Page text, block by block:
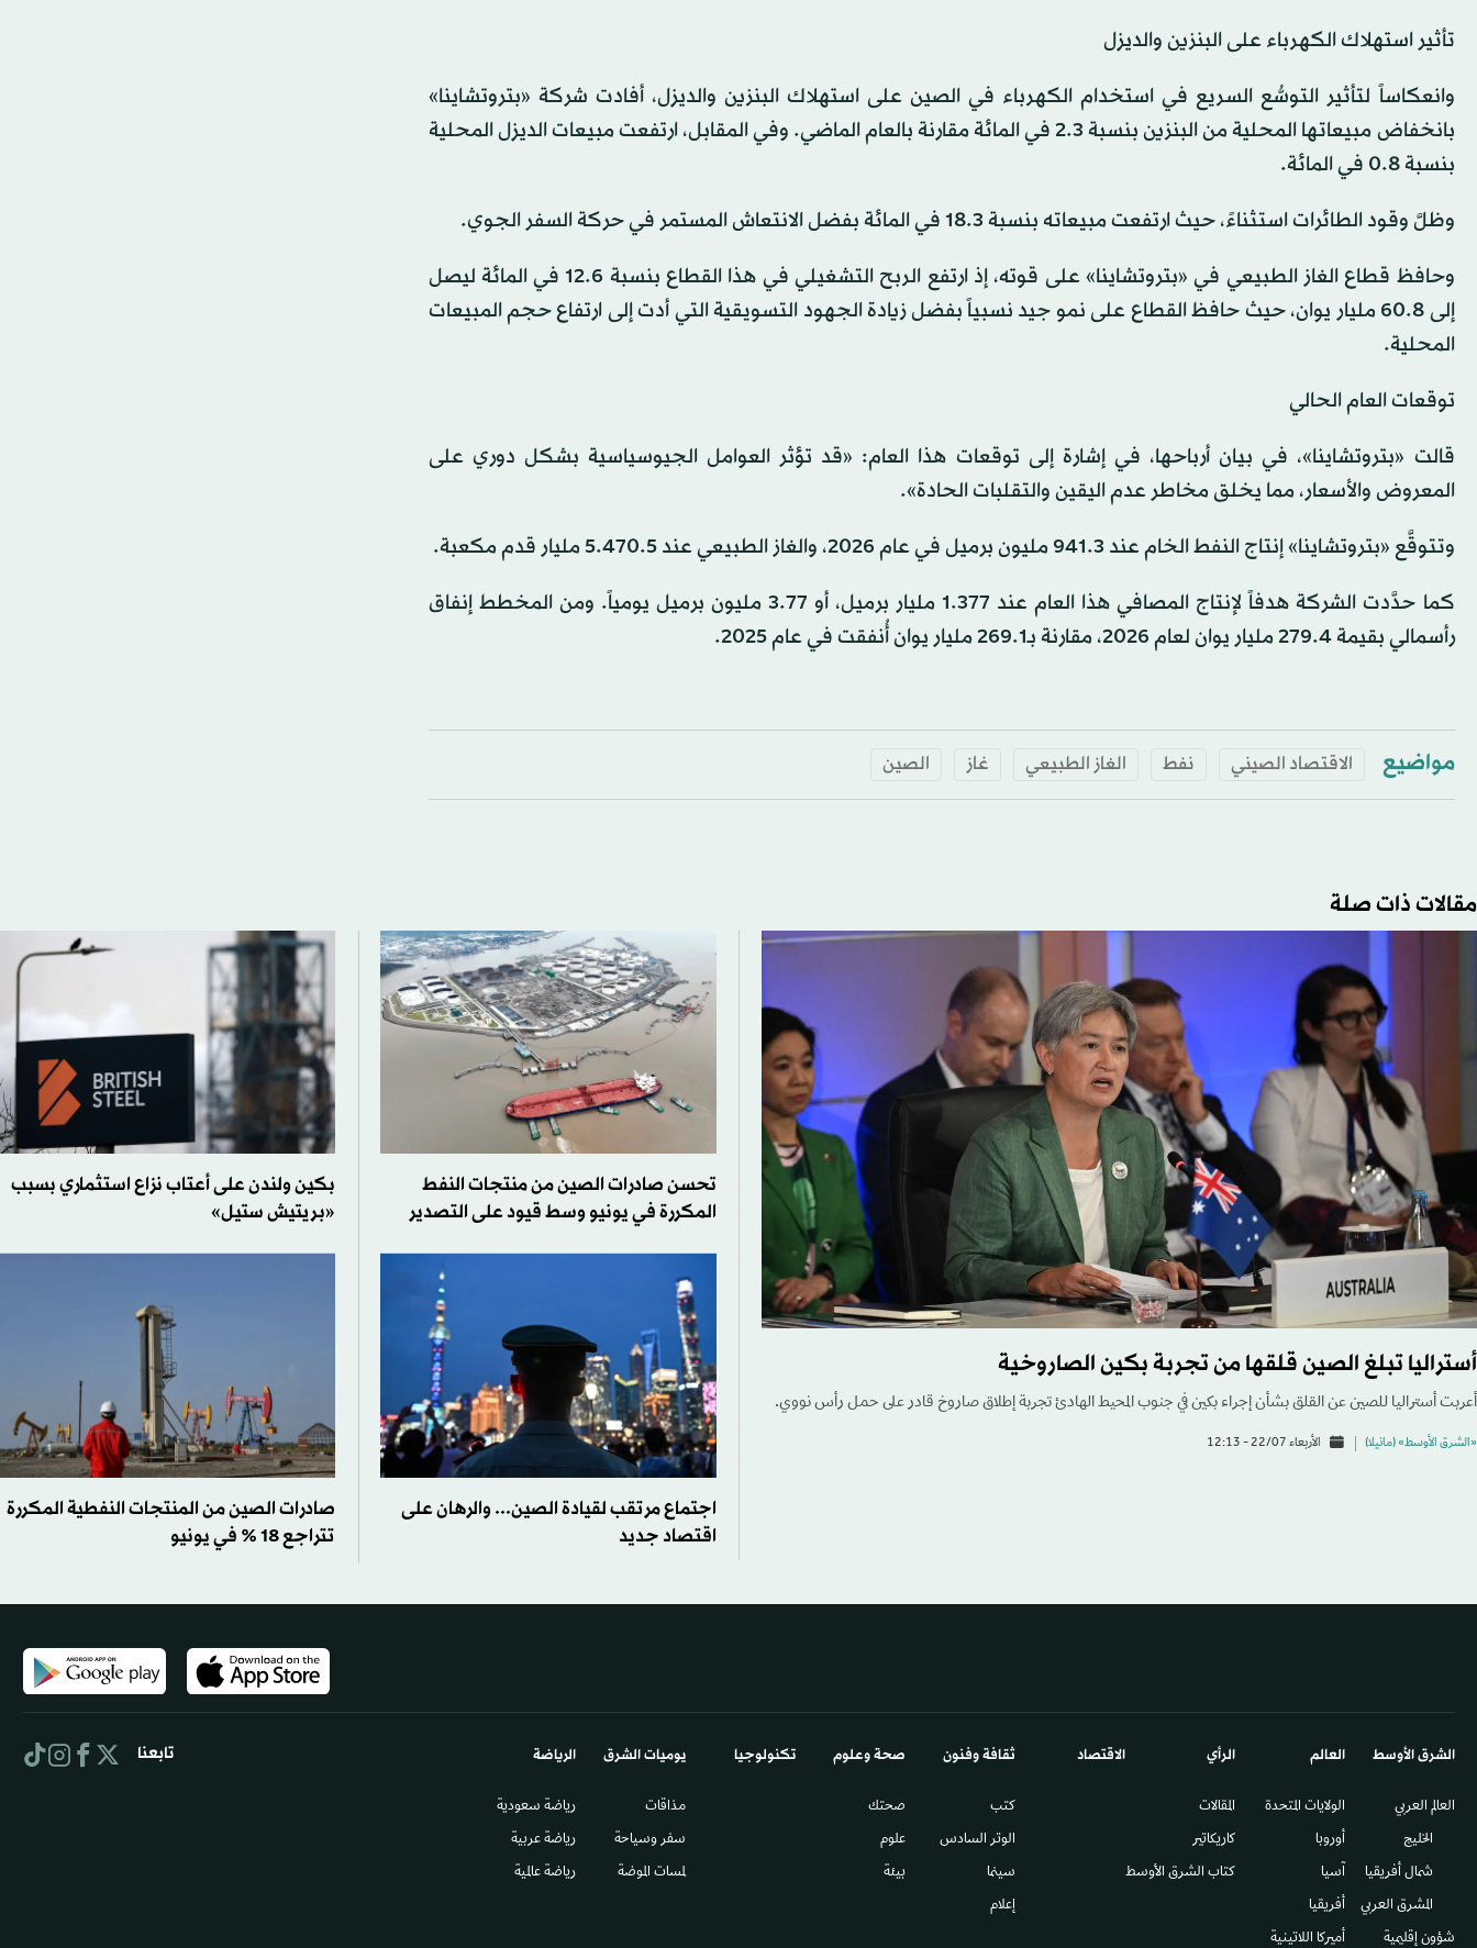
تأثير استهلاك الكهرباء على البنزين والديزل
وانعكاساً لتأثير التوسُّع السريع في استخدام الكهرباء في الصين على استهلاك البنزين والديزل، أفادت شركة «بتروتشاينا»
بانخفاض مبيعاتها المحلية من البنزين بنسبة 2.3 في المائة مقارنة بالعام الماضي. وفي المقابل، ارتفعت مبيعات الديزل المحلية
بنسبة 0.8 في المائة.
وظلَّ وقود الطائرات استثناءً، حيث ارتفعت مبيعاته بنسبة 18.3 في المائة بفضل الانتعاش المستمر في حركة السفر الجوي.
وحافظ قطاع الغاز الطبيعي في «بتروتشاينا» على قوته، إذ ارتفع الربح التشغيلي في هذا القطاع بنسبة 12.6 في المائة ليصل
إلى 60.8 مليار يوان، حيث حافظ القطاع على نمو جيد نسبياً بفضل زيادة الجهود التسويقية التي أدت إلى ارتفاع حجم المبيعات
المحلية.
توقعات العام الحالي
قالت «بتروتشاينا»، في بيان أرباحها، في إشارة إلى توقعات هذا العام: «قد تؤثر العوامل الجيوسياسية بشكل دوري على
المعروض والأسعار، مما يخلق مخاطر عدم اليقين والتقلبات الحادة».
وتتوقَّع «بتروتشاينا» إنتاج النفط الخام عند 941.3 مليون برميل في عام 2026، والغاز الطبيعي عند 5.470.5 مليار قدم مكعبة.
كما حدَّدت الشركة هدفاً لإنتاج المصافي هذا العام عند 1.377 مليار برميل، أو 3.77 مليون برميل يومياً. ومن المخطط إنفاق
رأسمالي بقيمة 279.4 مليار يوان لعام 2026، مقارنة بـ269.1 مليار يوان أُنفقت في عام 2025.
مواضيع الاقتصاد الصيني نفط الغاز الطبيعي غاز الصين
مقالات ذات صلة
أستراليا تبلغ الصين قلقها من تجربة بكين الصاروخية
أعربت أستراليا للصين عن القلق بشأن إجراء بكين في جنوب المحيط الهادئ تجربة إطلاق صاروخ قادر على حمل رأس نووي.
«الشرق الأوسط» (مانيلا) الأربعاء 22/07 - 12:13
تحسن صادرات الصين من منتجات النفط
المكررة في يونيو وسط قيود على التصدير
بكين ولندن على أعتاب نزاع استثماري بسبب
«بريتيش ستيل»
اجتماع مرتقب لقيادة الصين... والرهان على
اقتصاد جديد
صادرات الصين من المنتجات النفطية المكررة
تتراجع 18 % في يونيو
الشرق الأوسط​
العالم العربي
الخليج
شمال أفريقيا
المشرق العربي
شؤون إقليمية
العالم
الولايات المتحدة
أوروبا
آسيا
أفريقيا
أميركا اللاتينية
الرأي
المقالات
كاريكاتير
كتاب الشرق الأوسط
الاقتصاد ثقافة وفنون
كتب
الوتر السادس​
سينما
إعلام
صحة وعلوم
صحتك
علوم
بيئة
تكنولوجيا يوميات الشرق​
مذاقات
سفر وسياحة
لمسات الموضة
الرياضة
رياضة سعودية
رياضة عربية
رياضة عالمية
تابعنا